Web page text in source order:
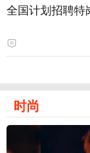
全国计划招聘特
时尚